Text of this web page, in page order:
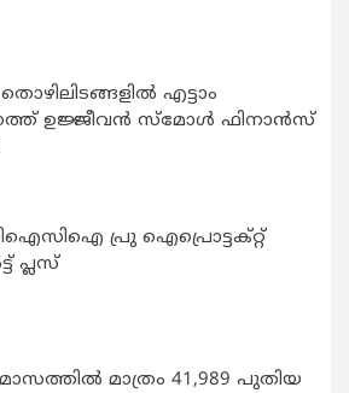
തൊഴിലിടങ്ങളിൽ എട്ടാം
ഉജ്ജീവൻ സ്മോൾ ഫിനാൻസ്
പ്രു ഐപ്രൊട്ടക്റ്റ്
പ്ലസ്
മാത്രം 41,989 പുതിയ